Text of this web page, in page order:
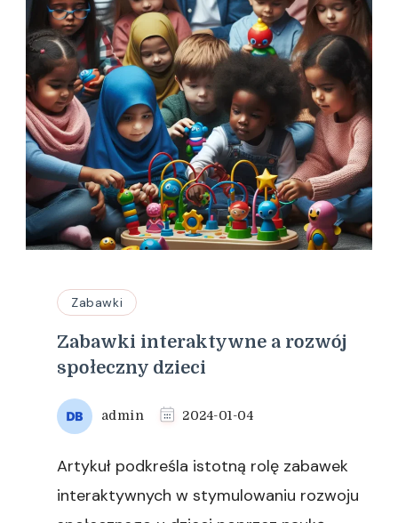
Zabawki
Zabawki interaktywne a rozwój
społeczny dzieci
admin 2024-01-04
Artykuł podkreśla istotną rolę zabawek
interaktywnych w stymulowaniu rozwoju